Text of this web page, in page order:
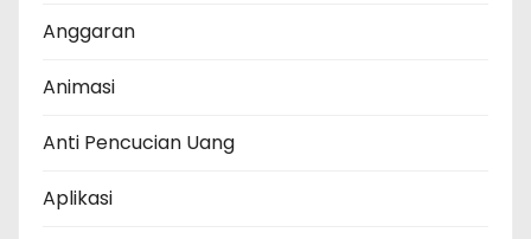
Anggaran
Animasi
Anti Pencucian Uang
Aplikasi